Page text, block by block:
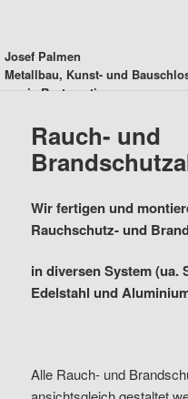
Josef Palmen
Metallbau, Kunst- und
sowie Restauration
Rauch- und
Wir fertigen und
Rauchschutz- und
in diversen System (ua.
Edelstahl und
Alle Rauch- und